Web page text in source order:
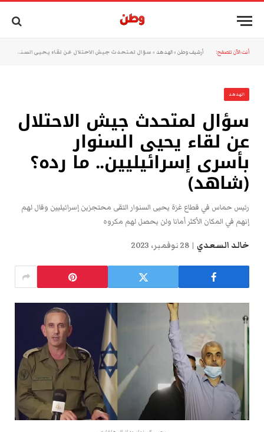
أنت الآن تتصفح: أرشيف وطن »الهدهد » سؤال لمتحدث جيش الاحتلال عن لقاء يحيى السنوار بأسرى إسرائيليين.. ما رده؟ (شاهد)
الهدهد
سؤال لمتحدث جيش الاحتلال
عن لقاء يحيى السنوار
بأسرى إسرائيليين.. ما رده؟
(شاهد)
رئيس حماس في قطاع غزة يحيى السنوار التقى محتجزين إسرائيليين وقال لهم
إنهم في المكان الأكثر أمانا ولن يحصل لهم مكروه
خالد السعدي 28 نوفمبر، 2023